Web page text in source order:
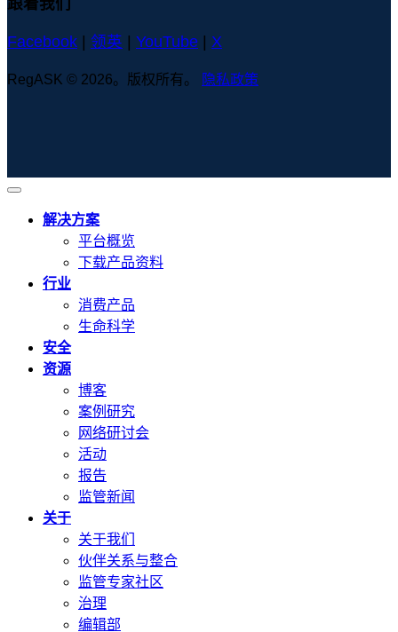
跟着我们
Facebook | 领英 | YouTube | X
RegASK © 2026。版权所有。 隐私政策
解决方案
平台概览
下载产品资料
行业
消费产品
生命科学
安全
资源
博客
案例研究
网络研讨会
活动
报告
监管新闻
关于
关于我们
伙伴关系与整合
监管专家社区
治理
编辑部